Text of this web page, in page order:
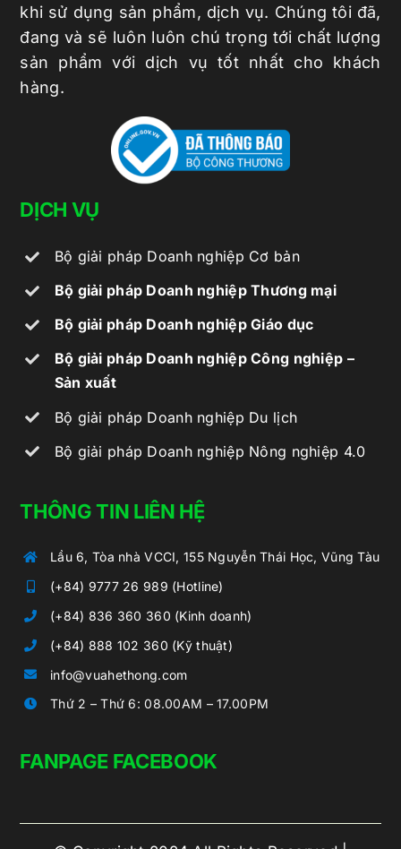
khi sử dụng sản phẩm, dịch vụ. Chúng tôi đã,
đang và sẽ luôn luôn chú trọng tới chất lượng
sản phẩm với dịch vụ tốt nhất cho khách
hàng.
DỊCH VỤ
Bộ giải pháp Doanh nghiệp Cơ bản
Bộ giải pháp Doanh nghiệp Thương mại
Bộ giải pháp Doanh nghiệp Giáo dục
Bộ giải pháp Doanh nghiệp Công nghiệp –
Sản xuất
Bộ giải pháp Doanh nghiệp Du lịch
Bộ giải pháp Doanh nghiệp Nông nghiệp 4.0
THÔNG TIN LIÊN HỆ
Lầu 6, Tòa nhà VCCI, 155 Nguyễn Thái Học, Vũng Tàu
(+84) 9777 26 989 (Hotline)
(+84) 836 360 360 (Kinh doanh)
(+84) 888 102 360 (Kỹ thuật)
info@vuahethong.com
Thứ 2 – Thứ 6: 08.00AM – 17.00PM
FANPAGE FACEBOOK